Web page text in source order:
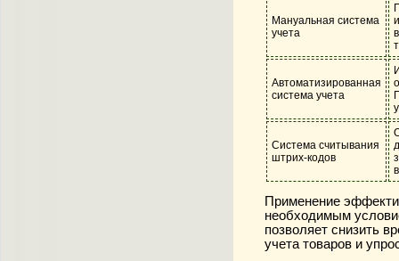
Мануальная система
учета
Автоматизированная
система учета
Система считывания
штрих-кодов
Применение
необходимым
позволяет снизить
учета товаров и